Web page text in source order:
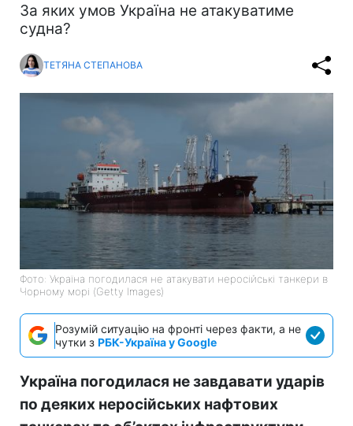
За яких умов Україна не атакуватиме
судна?
ТЕТЯНА СТЕПАНОВА
Фото: Україна погодилася не атакувати неросійські танкери в
Чорному морі (Getty Images)
Розумій ситуацію на фронті через факти, а не
чутки з РБК-Україна у Google
Україна погодилася не завдавати ударів
по деяких неросійських нафтових